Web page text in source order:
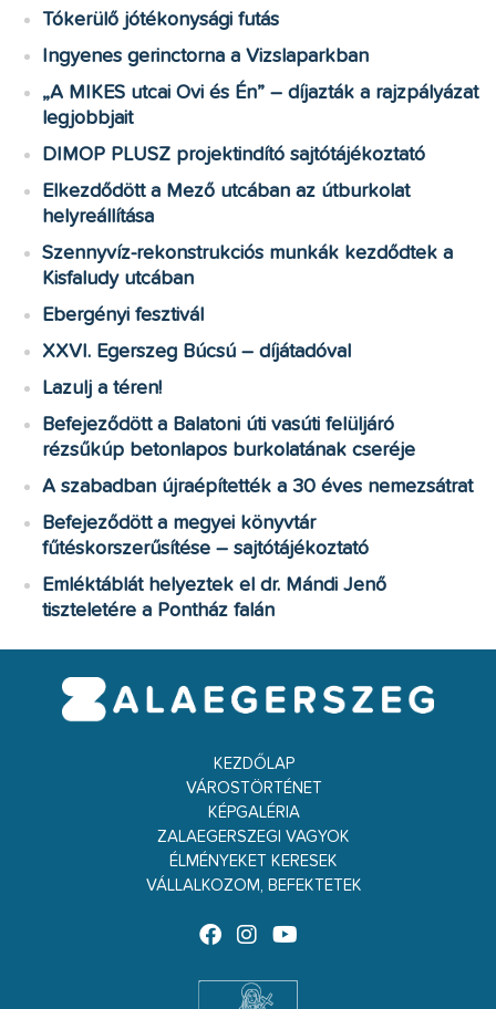
Tókerülő jótékonysági futás
Ingyenes gerinctorna a Vizslaparkban
„A MIKES utcai Ovi és Én” – díjazták a rajzpályázat
legjobbjait
DIMOP PLUSZ projektindító sajtótájékoztató
Elkezdődött a Mező utcában az útburkolat
helyreállítása
Szennyvíz-rekonstrukciós munkák kezdődtek a
Kisfaludy utcában
Ebergényi fesztivál
XXVI. Egerszeg Búcsú – díjátadóval
Lazulj a téren!
Befejeződött a Balatoni úti vasúti felüljáró
rézsűkúp betonlapos burkolatának cseréje
A szabadban újraépítették a 30 éves nemezsátrat
Befejeződött a megyei könyvtár
fűtéskorszerűsítése – sajtótájékoztató
Emléktáblát helyeztek el dr. Mándi Jenő
tiszteletére a Pontház falán
KEZDŐLAP
VÁROSTÖRTÉNET
KÉPGALÉRIA
ZALAEGERSZEGI VAGYOK
ÉLMÉNYEKET KERESEK
VÁLLALKOZOM, BEFEKTETEK